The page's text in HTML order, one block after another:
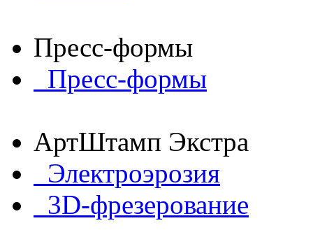
Пресс-формы
Пресс-формы
АртШтамп Экстра
Электроэрозия
3D-фрезерование